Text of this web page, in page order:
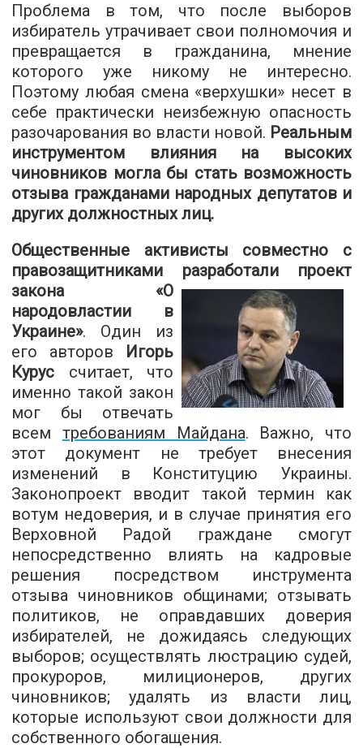
Проблема в том, что после выборов
избиратель утрачивает свои полномочия и
превращается в гражданина, мнение
которого уже никому не интересно.
Поэтому любая смена «верхушки» несет в
себе практически неизбежную опасность
разочарования во власти новой. Реальным
инструментом влияния на высоких
чиновников могла бы стать возможность
отзыва гражданами народных депутатов и
других должностных лиц.
Общественные активисты совместно с
правозащитниками разработали проект
закона «О
народовластии в
Украине». Один из
его авторов Игорь
Курус считает, что
именно такой закон
мог бы отвечать
всем требованиям Майдана. Важно, что
этот документ не требует внесения
изменений в Конституцию Украины.
Законопроект вводит такой термин как
вотум недоверия, и в случае принятия его
Верховной Радой граждане смогут
непосредственно влиять на кадровые
решения посредством инструмента
отзыва чиновников общинами; отзывать
политиков, не оправдавших доверия
избирателей, не дожидаясь следующих
выборов; осуществлять люстрацию судей,
прокуроров, милиционеров, других
чиновников; удалять из власти лиц,
которые используют свои должности для
собственного обогащения.